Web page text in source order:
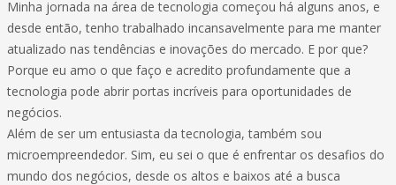
Minha jornada na área de tecnologia começou há alguns anos, e
desde então, tenho trabalhado incansavelmente para me manter
atualizado nas tendências e inovações do mercado. E por que?
Porque eu amo o que faço e acredito profundamente que a
tecnologia pode abrir portas incríveis para oportunidades de
negócios.
Além de ser um entusiasta da tecnologia, também sou
microempreendedor. Sim, eu sei o que é enfrentar os desafios do
mundo dos negócios, desde os altos e baixos até a busca